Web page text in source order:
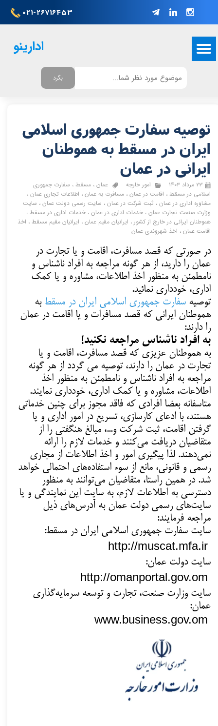
021-26716453
ادارینو
بگرد
توصیه سفارت جمهوری اسلامی
ایران در مسقط به هموطنان
ایرانی در عمان
۲۳ مرداد ۱۴۰۳ امور خارجه عمان ، مسقط ، سفارت جمهوری
اسلامی در مسقط ، اقامت در عمان ، مسافرت به عمان ، اطلاعات تجاری عمان ،
مشاوره اداری در عمان ، ثبت شرکت در عمان ، سایت رسمی دولت عمان ، سایت
وزارت صنعت تجارت عمان ، خدمات اداری در عمان ، خدمات اداری در مسقط ،
هموطنان ایرانی در خارج از کشور ، ایرانیان مقیم عمان ، ایرانیان مقیم مسقط ، اخذ
اقامت عمان ، اخذ شهروندی عمان
در صورتی که قصد مسافرت، اقامت و یا تجارت در
عمان را دارید، از هر گونه مراجعه به افراد ناشناس و
نامطمئن به منظور اخذ اطلاعات، مشاوره و یا کمک
اداری، خودداری نمائید.
توصیه سفارت جمهوری اسلامی ایران در مسقط به
هموطنان ایرانی که قصد مسافرات و یا اقامت در عمان
را دارند:
به افراد ناشناس مراجعه نکنید!
به هموطنان عزیزی که قصد مسافرت، اقامت و یا
تجارت در عمان را دارند، توصیه می‌ گردد از هر گونه
مراجعه به افراد ناشناس و نامطمئن به منظور اخذ
اطلاعات، مشاوره و یا کمک اداری، خودداری نمایند.
متاسفانه بعضا افرادی که فاقد مجوز برای چنین خدماتی
هستند، با ادعای کارسازی، تسریع در امور اداری و یا
گرفتن اقامت، ثبت شرکت و...، مبالغ هنگفتی را از
متقاضیان دریافت می‌کنند و خدمات لازم را ارائه
نمی‌دهند. لذا پیگیری امور و اخذ اطلاعات از مجاری
رسمی و قانونی، مانع از سوء استفاده‌های احتمالی خواهد
شد. در همین راستا، متقاضیان می‌توانند به منظور
دسترسی به اطلاعات لازم، به سایت این نمایندگی و یا
سایت‌های رسمی دولت عمان به آدرس‌های ذیل
مراجعه فرمایند:
سایت سفارت جمهوری اسلامی ایران در مسقط:
http://muscat.mfa.ir
سایت دولت عمان:
http://omanportal.gov.om
سایت وزارت صنعت، تجارت و توسعه سرمایه‌گذاری
عمان:
www.business.gov.om